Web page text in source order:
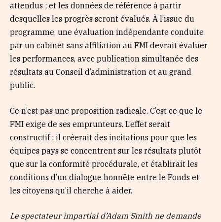
attendus ; et les données de référence à partir
desquelles les progrès seront évalués. À l’issue du
programme, une évaluation indépendante conduite
par un cabinet sans affiliation au FMI devrait évaluer
les performances, avec publication simultanée des
résultats au Conseil d’administration et au grand
public.
Ce n’est pas une proposition radicale. C’est ce que le
FMI exige de ses emprunteurs. L’effet serait
constructif : il créerait des incitations pour que les
équipes pays se concentrent sur les résultats plutôt
que sur la conformité procédurale, et établirait les
conditions d’un dialogue honnête entre le Fonds et
les citoyens qu’il cherche à aider.
Le spectateur impartial d’Adam Smith ne demande